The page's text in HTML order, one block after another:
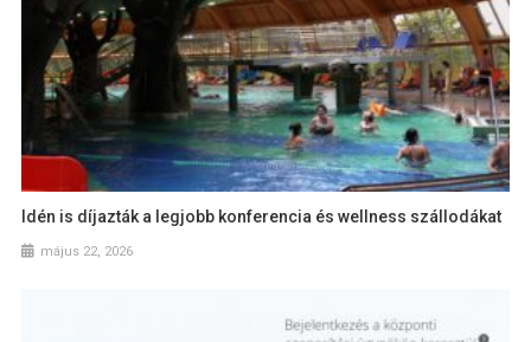
Idén is díjazták a legjobb konferencia és wellness szállodákat
május 22, 2026